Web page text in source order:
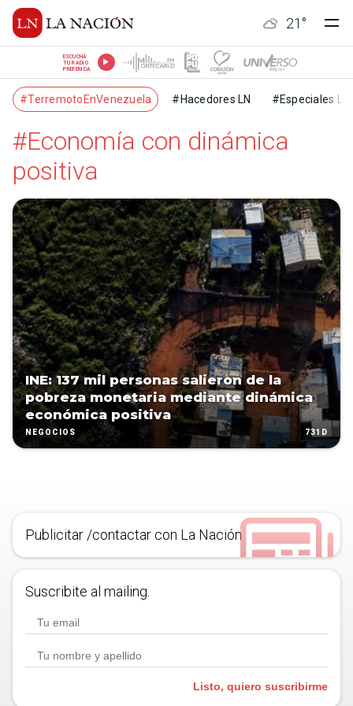
21 °
ESCUCHÁ
TU RADIO
PREFERIDA
#TerremotoEnVenezuela #Hacedores LN #Especiales LN
#Economía con dinámica
positiva
INE: 137 mil personas salieron de la
pobreza monetaria mediante dinámica
económica positiva
NEGOCIOS 731D
Publicitar /contactar con La Nación
Suscribite al mailing.
Listo, quiero suscribirme